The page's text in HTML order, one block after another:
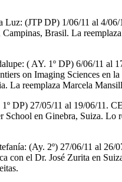
Luz: (JTP DP) 1/06/11 al 4/06/
Brasil. La
( AY. 1º DP) 6/06/11 al
on Imaging Sciences en
La reemplaza Marcela
DP) 27/05/11 al 19/06/11.
en Ginebra, Suiza. Lo
(Ay. 2º) 27/06/11 al 26/
con el Dr. José Zurita en